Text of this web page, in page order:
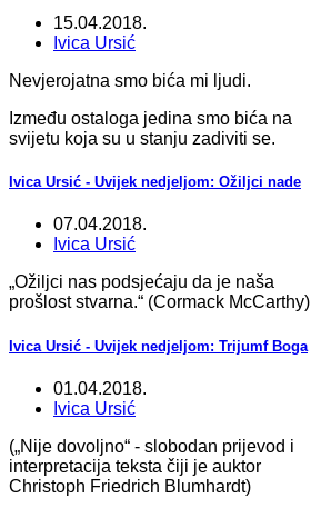
15.04.2018.
Ivica Ursić
Nevjerojatna smo bića mi ljudi.
Između ostaloga jedina smo bića na
svijetu koja su u stanju zadiviti se.
Ivica Ursić - Uvijek nedjeljom: Ožiljci nade
07.04.2018.
Ivica Ursić
„Ožiljci nas podsjećaju da je naša
prošlost stvarna.“ (Cormack McCarthy)
Ivica Ursić - Uvijek nedjeljom: Trijumf Boga
01.04.2018.
Ivica Ursić
(„Nije dovoljno“ - slobodan prijevod i
interpretacija teksta čiji je auktor
Christoph Friedrich Blumhardt)